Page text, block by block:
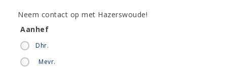
Neem contact op met Hazerswoude!
Aanhef
Dhr.
Mevr.